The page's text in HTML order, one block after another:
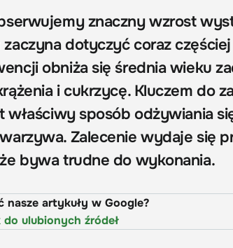
znaczny wzrost
zaczyna dotyczyć coraz
obniża się średnia wieku
i cukrzycę. Kluczem do
właściwy sposób odżywiania
Zalecenie wydaje się
bywa trudne do wykonania.
nasze artykuły w Google?
ulubionych źródeł